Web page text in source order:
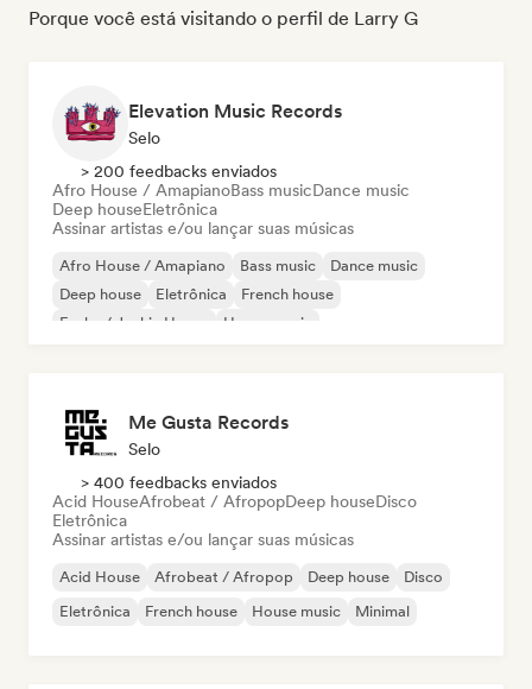
Porque você está visitando o perfil de Larry G
Elevation Music Records
Selo
> 200 feedbacks enviados
Afro House / AmapianoBass musicDance music
Deep houseEletrônica
Assinar artistas e/ou lançar suas músicas
Afro House / Amapiano Bass music
Dance music
Deep house
Eletrônica
French house
Funky / Jackin House
House music
Me Gusta Records
Selo
> 400 feedbacks enviados
Acid HouseAfrobeat / AfropopDeep houseDisco
Eletrônica
Assinar artistas e/ou lançar suas músicas
Acid House Afrobeat / Afropop Deep house
Disco
Eletrônica
French house House music Minimal